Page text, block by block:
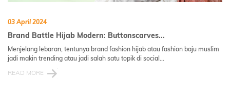
03 April 2024
Brand Battle Hijab Modern: Buttonscarves...
Menjelang lebaran, tentunya brand fashion hijab atau fashion baju muslim
jadi makin trending atau jadi salah satu topik di social...
READ MORE